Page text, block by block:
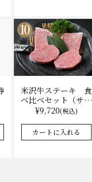
米沢牛ステーキ 食
べ比べセット（サー
ロイン100g×2枚、
上モモ100g×2枚）
（冷凍）送料無料
化粧箱入
¥9,720(税込)
カートに入れる